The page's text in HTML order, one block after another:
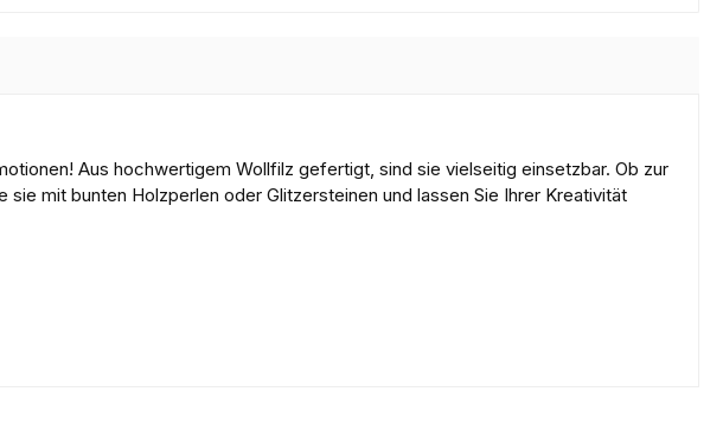
Aus hochwertigem Wollfilz gefertigt, sind sie vielseitig einsetzbar. Ob zur
mit bunten Holzperlen oder Glitzersteinen und lassen Sie Ihrer Kreativität